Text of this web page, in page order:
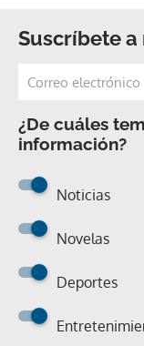
Suscríbete
¿De cuáles
información?
Noticias
Novelas
Deportes